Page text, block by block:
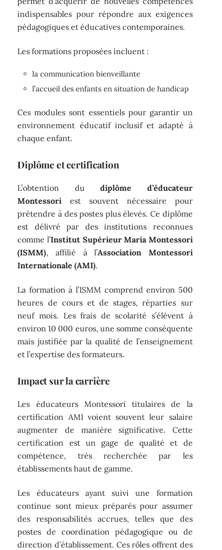
indispensables pour répondre aux exigences
pédagogiques et éducatives contemporaines.
Les formations proposées incluent :
la communication bienveillante
l’accueil des enfants en situation de handicap
Ces modules sont essentiels pour garantir un
environnement éducatif inclusif et adapté à
chaque enfant.
Diplôme et certification
L’obtention dudiplôme d’éducateur
Montessori est souvent nécessaire pour
prétendre à des postes plus élevés. Ce diplôme
est délivré par des institutions reconnues
comme l’Institut Supérieur Maria Montessori
(ISMM), affilié à l’Association Montessori
Internationale (AMI).
La formation à l’ISMM comprend environ 500
heures de cours et de stages, réparties sur
neuf mois. Les frais de scolarité s’élèvent à
environ 10 000 euros, une somme conséquente
mais justifiée par la qualité de l’enseignement
et l’expertise des formateurs.
Impact sur la carrière
Les éducateurs Montessori titulaires de la
certification AMI voient souvent leur salaire
augmenter de manière significative. Cette
certification est un gage de qualité et de
compétence, très recherchée par les
établissements haut de gamme.
Les éducateurs ayant suivi une formation
continue sont mieux préparés pour assumer
des responsabilités accrues, telles que des
postes de coordination pédagogique ou de
direction d’établissement. Ces rôles offrent des